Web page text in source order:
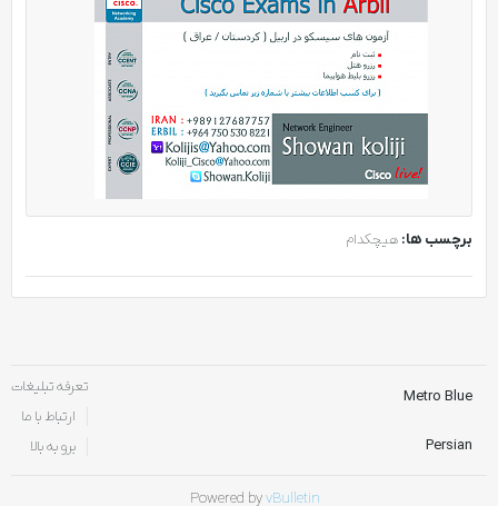
برچسب ها: هیچکدام
Metro Blue
Persian
تعرفه تبلیغات
ارتباط با ما
برو به بالا
Powered byvBulletin